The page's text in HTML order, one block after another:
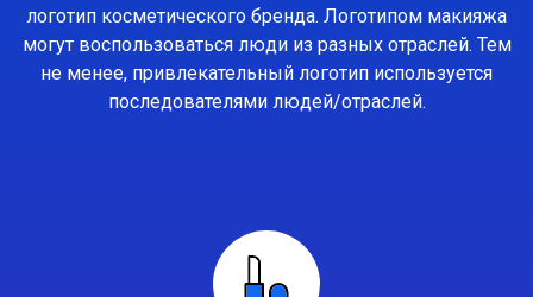
логотип косметического бренда. Логотипом макияжа
могут воспользоваться люди из разных отраслей. Тем
не менее, привлекательный логотип используется
последователями людей/отраслей.